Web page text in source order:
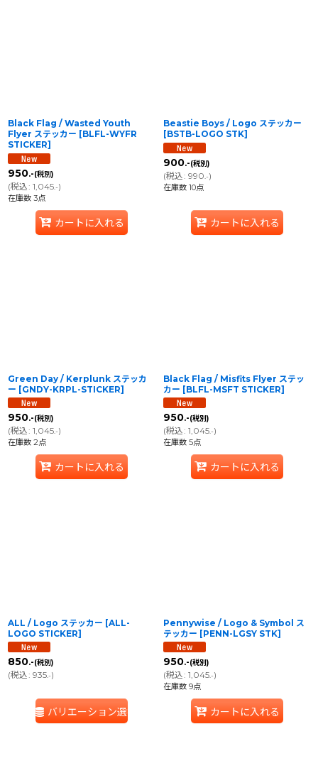
Black Flag / Wasted Youth
Flyer ステッカー [BLFL-WYFR
STICKER]
950.-(税別)
(税込: 1,045.-)
在庫数 3点
カートに入れる
Beastie Boys / Logo ステッカー
[BSTB-LOGO STK]
900.-(税別)
(税込: 990.-)
在庫数 10点
カートに入れる
Green Day / Kerplunk ステッカ
ー [GNDY-KRPL-STICKER]
950.-(税別)
(税込: 1,045.-)
在庫数 2点
カートに入れる
Black Flag / Misfits Flyer ステッ
カー [BLFL-MSFT STICKER]
950.-(税別)
(税込: 1,045.-)
在庫数 5点
カートに入れる
ALL / Logo ステッカー [ALL-
LOGO STICKER]
850.-(税別)
(税込: 935.-)
バリエーション選択
Pennywise / Logo & Symbol ス
テッカー [PENN-LGSY STK]
950.-(税別)
(税込: 1,045.-)
在庫数 9点
カートに入れる